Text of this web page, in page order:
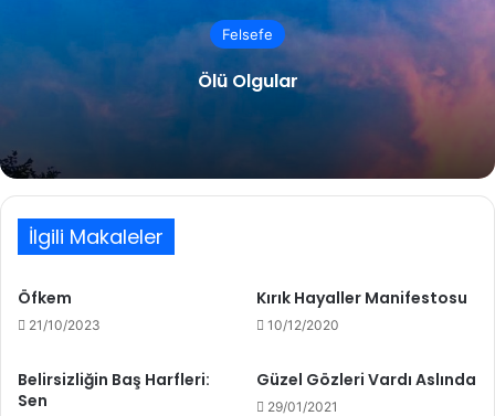
Felsefe
Ölü Olgular
İlgili Makaleler
Öfkem
21/10/2023
Kırık Hayaller Manifestosu
10/12/2020
Belirsizliğin Baş Harfleri:
Sen
Güzel Gözleri Vardı Aslında
29/01/2021